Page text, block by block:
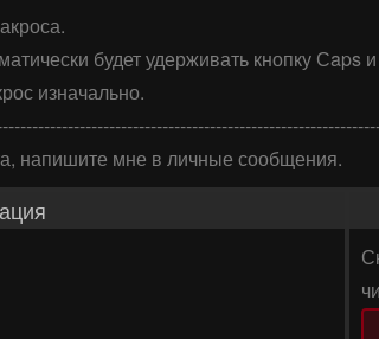
будет удерживать кнопку
изначально.
напишите мне в личные сообщения.